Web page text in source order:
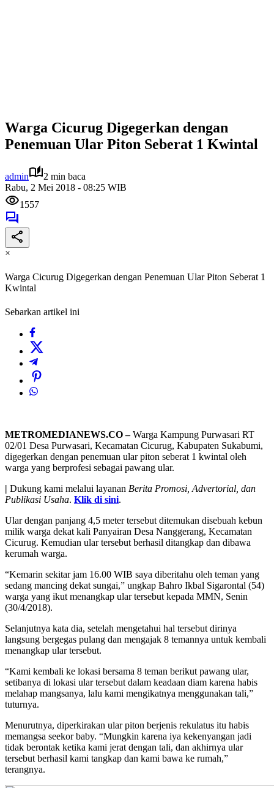
Warga Cicurug Digegerkan dengan
Penemuan Ular Piton Seberat 1 Kwintal
admin
2 min baca
Rabu, 2 Mei 2018 - 08:25 WIB
1557
×
Warga Cicurug Digegerkan dengan Penemuan Ular Piton Seberat 1
Kwintal
Sebarkan artikel ini
METROMEDIANEWS.CO –Warga Kampung Purwasari RT
02/01 Desa Purwasari, Kecamatan Cicurug, Kabupaten Sukabumi,
digegerkan dengan penemuan ular piton seberat 1 kwintal oleh
warga yang berprofesi sebagai pawang ular.
| Dukung kami melalui layanan Berita Promosi, Advertorial, dan
Publikasi Usaha. Klik di sini.
Ular dengan panjang 4,5 meter tersebut ditemukan disebuah kebun
milik warga dekat kali Panyairan Desa Nanggerang, Kecamatan
Cicurug. Kemudian ular tersebut berhasil ditangkap dan dibawa
kerumah warga.
“Kemarin sekitar jam 16.00 WIB saya diberitahu oleh teman yang
sedang mancing dekat sungai,” ungkap Bahro Ikbal Sigarontal (54)
warga yang ikut menangkap ular tersebut kepada MMN, Senin
(30/4/2018).
Selanjutnya kata dia, setelah mengetahui hal tersebut dirinya
langsung bergegas pulang dan mengajak 8 temannya untuk kembali
menangkap ular tersebut.
“Kami kembali ke lokasi bersama 8 teman berikut pawang ular,
setibanya di lokasi ular tersebut dalam keadaan diam karena habis
melahap mangsanya, lalu kami mengikatnya menggunakan tali,”
tuturnya.
Menurutnya, diperkirakan ular piton berjenis rekulatus itu habis
memangsa seekor baby. “Mungkin karena iya kekenyangan jadi
tidak berontak ketika kami jerat dengan tali, dan akhirnya ular
tersebut berhasil kami tangkap dan kami bawa ke rumah,”
terangnya.